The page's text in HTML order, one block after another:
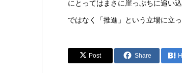
にとってはまさに崖っぷちに追い
ではなく「推進」という立場に立
Post Share